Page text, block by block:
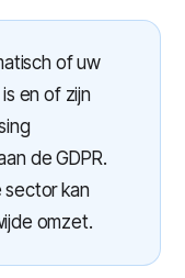
of uw
en of zijn
de GDPR.
sector kan
omzet.